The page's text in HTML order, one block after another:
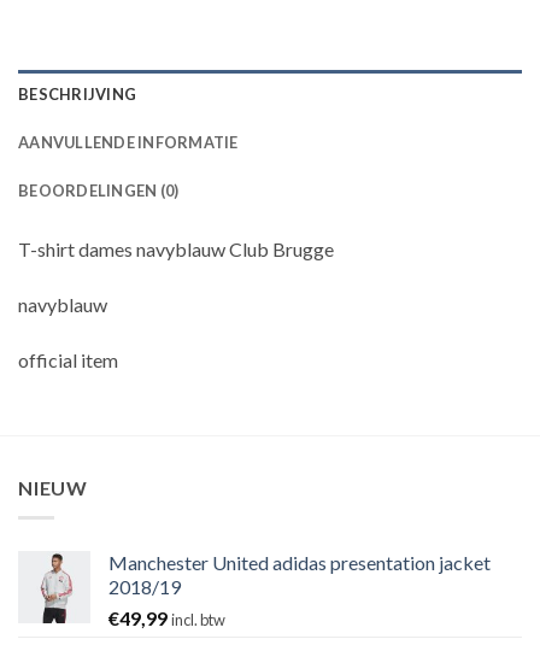
BESCHRIJVING
AANVULLENDE INFORMATIE
BEOORDELINGEN (0)
T-shirt dames navyblauw Club Brugge
navyblauw
official item
NIEUW
Manchester United adidas presentation jacket
2018/19
€49,99incl. btw